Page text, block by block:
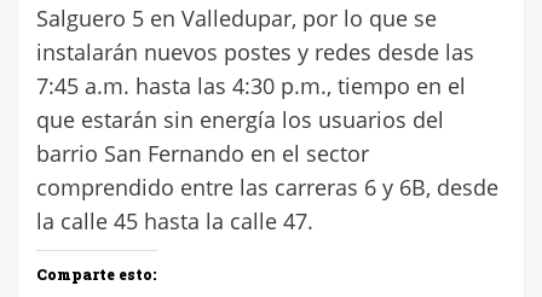
Salguero 5 en Valledupar, por lo que se
instalarán nuevos postes y redes desde las
7:45 a.m. hasta las 4:30 p.m., tiempo en el
que estarán sin energía los usuarios del
barrio San Fernando en el sector
comprendido entre las carreras 6 y 6B, desde
la calle 45 hasta la calle 47.
Comparte esto: